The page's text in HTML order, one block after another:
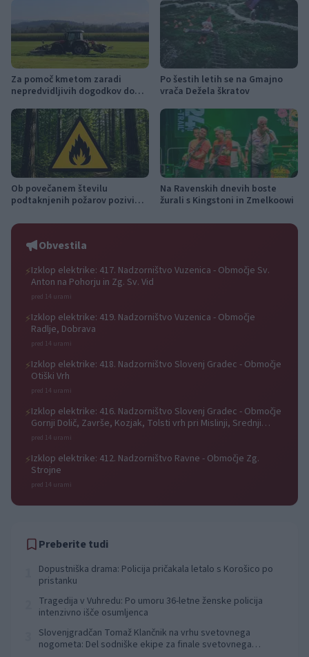
Za pomoč kmetom zaradi
nepredvidljivih dogodkov do
Po šestih letih se na Gmajno
vrača Dežela škratov
Ob povečanem številu
podtaknjenih požarov pozivi
obveščanju policije
Na Ravenskih dnevih boste
žurali s Kingstoni in Zmelkoowi
Obvestila
⚡Izklop elektrike: 417. Nadzorništvo Vuzenica - Območje Sv.
Anton na Pohorju in Zg. Sv. Vid
pred 14 urami
⚡Izklop elektrike: 419. Nadzorništvo Vuzenica - Območje
Radlje, Dobrava
pred 14 urami
⚡Izklop elektrike: 418. Nadzorništvo Slovenj Gradec - Območje
Otiški Vrh
pred 14 urami
⚡Izklop elektrike: 416. Nadzorništvo Slovenj Gradec - Območje
Gornji Dolič, Završe, Kozjak, Tolsti vrh pri Mislinji, Srednji
Dolič, Paka
pred 14 urami
⚡Izklop elektrike: 412. Nadzorništvo Ravne - Območje Zg.
Strojne
pred 14 urami
Preberite tudi
Dopustniška drama: Policija pričakala letalo s Korošico po
pristanku
Tragedija v Vuhredu: Po umoru 36-letne ženske policija
intenzivno išče osumljenca
Slovenjgradčan Tomaž Klančnik na vrhu svetovnega
nogometa: Del sodniške ekipe za finale svetovnega